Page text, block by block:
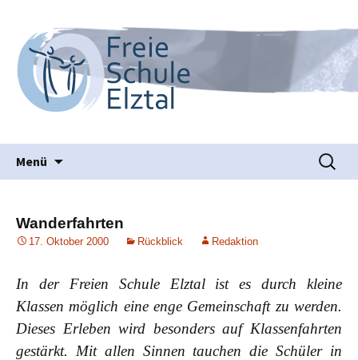
Freie Schule Elztal
Waldorfpädagogik seit 1986
Menü
zum
nach:
Wanderfahrten
17. Oktober 2000 Rückblick Redaktion
In der Freien Schule Elztal ist es durch kleine
Klassen möglich eine enge Gemeinschaft zu werden.
Dieses Erleben wird besonders auf Klassenfahrten
gestärkt. Mit allen Sinnen tauchen die Schüler in